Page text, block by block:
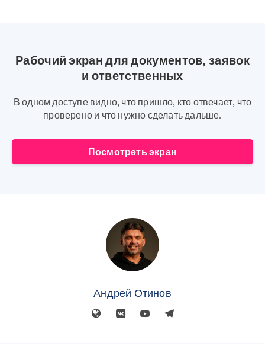
Рабочий экран для документов, заявок
и ответственных
В одном доступе видно, что пришло, кто отвечает, что
проверено и что нужно сделать дальше.
Посмотреть экран
Андрей Отинов